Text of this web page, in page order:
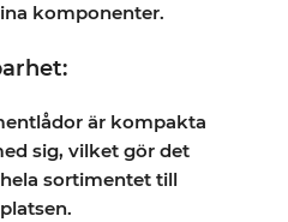
komponenter.
är kompakta
sig, vilket gör det
sortimentet till